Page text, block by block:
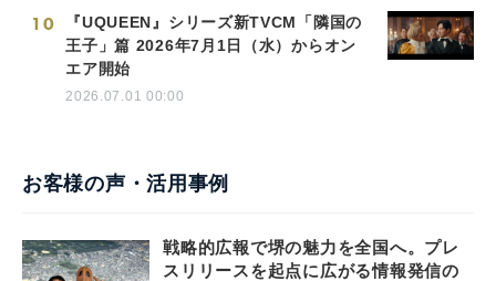
10
『UQUEEN』シリーズ新TVCM「隣国の
王子」篇 2026年7月1日（水）からオン
エア開始
2026.07.01 00:00
お客様の声・活用事例
戦略的広報で堺の魅力を全国へ。プレ
スリリースを起点に広がる情報発信の